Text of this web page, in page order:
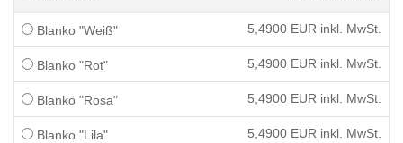
Blanko "Weiß" 5,4900 EUR inkl. MwSt.
Blanko "Rot" 5,4900 EUR inkl. MwSt.
Blanko "Rosa" 5,4900 EUR inkl. MwSt.
Blanko "Lila" 5,4900 EUR inkl. MwSt.